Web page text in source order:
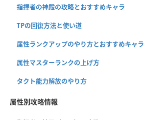
指揮者の神殿の攻略とおすすめキャラ
TPの回復方法と使い道
属性ランクアップのやり方とおすすめキャラ
属性マスターランクの上げ方
タクト能力解放のやり方
属性別攻略情報